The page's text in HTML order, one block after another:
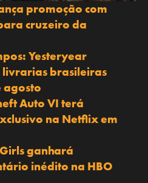
promoção com
cruzeiro da
Yesteryear
livrarias brasileiras
agosto
Auto VI terá
na Netflix em
ganhará
inédito na HBO